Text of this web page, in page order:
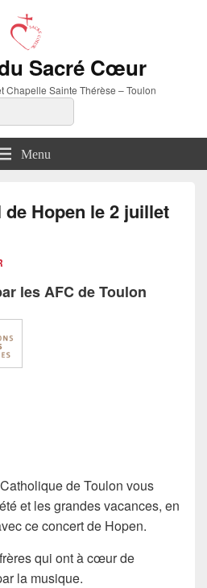
Sacré Cœur
Chapelle Sainte Thérèse – Toulon
:
Menu
Hopen le 2 juillet
les AFC de Toulon
de Toulon vous
et les grandes vacances, en
ce concert de Hopen.
qui ont à cœur de
la musique.